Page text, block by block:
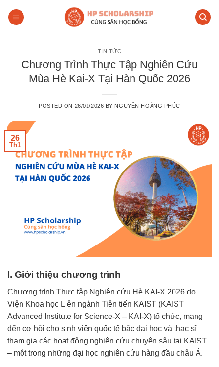
TIN TỨC
Chương Trình Thực Tập Nghiên Cứu
Mùa Hè Kai-X Tại Hàn Quốc 2026
POSTED ON 26/01/2026 BY NGUYỄN HOÀNG PHÚC
26
Th1
I. Giới thiệu chương trình
Chương trình Thực tập Nghiên cứu Hè KAI-X 2026 do
Viện Khoa học Liên ngành Tiên tiến KAIST (KAIST
Advanced Institute for Science-X – KAI-X) tổ chức, mang
đến cơ hội cho sinh viên quốc tế bậc đại học và thạc sĩ
tham gia các hoạt động nghiên cứu chuyên sâu tại KAIST
– một trong những đại học nghiên cứu hàng đầu châu Á.